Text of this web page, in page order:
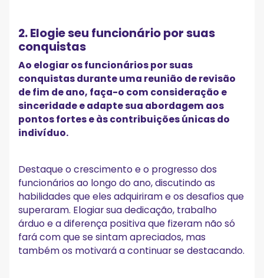
2. Elogie seu funcionário por suas
conquistas
Ao elogiar os funcionários por suas
conquistas durante uma reunião de revisão
de fim de ano, faça-o com consideração e
sinceridade e adapte sua abordagem aos
pontos fortes e às contribuições únicas do
indivíduo.
Destaque o crescimento e o progresso dos
funcionários ao longo do ano, discutindo as
habilidades que eles adquiriram e os desafios que
superaram. Elogiar sua dedicação, trabalho
árduo e a diferença positiva que fizeram não só
fará com que se sintam apreciados, mas
também os motivará a continuar se destacando.